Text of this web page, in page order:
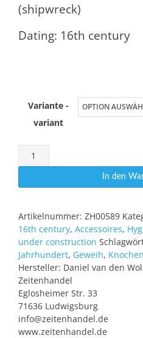
(shipwreck)
Dating: 16th century
Variante -
variant
Ohrlöffel
aus
Knochen
Rose
Menge
In den
Artikelnummer: ZH00589
16th century, Accessoires,
under construction
Jahrhundert, Geweih, Knochen
Hersteller: Daniel van den
Zeitenhandel
Eglosheimer Str. 33
71636 Ludwigsburg
info@zeitenhandel.de
www.zeitenhandel.de